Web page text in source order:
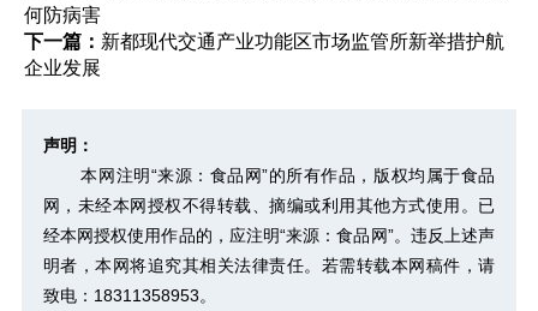
何防病害
下一篇： 新都现代交通产业功能区市场监管所新举措护航
企业发展
声明：
本网注明“来源：食品网”的所有作品，版权均属于食品
网，未经本网授权不得转载、摘编或利用其他方式使用。已
经本网授权使用作品的，应注明“来源：食品网”。违反上述声
明者，本网将追究其相关法律责任。若需转载本网稿件，请
致电：18311358953。